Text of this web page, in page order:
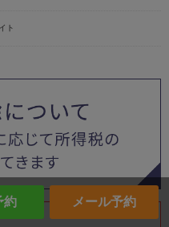
ト
約 メール予約